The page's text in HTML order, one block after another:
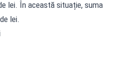
lei. În această situație, suma
lei.